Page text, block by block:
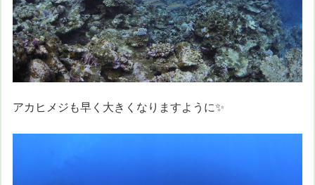
アカヒメジも早く大きくなりますように✨